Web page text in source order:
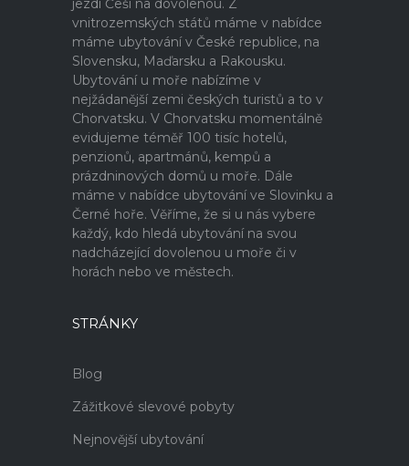
jezdí Češi na dovolenou. Z
vnitrozemských států máme v nabídce
máme ubytování v České republice, na
Slovensku, Maďarsku a Rakousku.
Ubytování u moře nabízíme v
nejžádanější zemi českých turistů a to v
Chorvatsku. V Chorvatsku momentálně
evidujeme téměř 100 tisíc hotelů,
penzionů, apartmánů, kempů a
prázdninových domů u moře. Dále
máme v nabídce ubytování ve Slovinku a
Černé hoře. Věříme, že si u nás vybere
každý, kdo hledá ubytování na svou
nadcházející dovolenou u moře či v
horách nebo ve městech.
STRÁNKY
Blog
Zážitkové slevové pobyty
Nejnovější ubytování